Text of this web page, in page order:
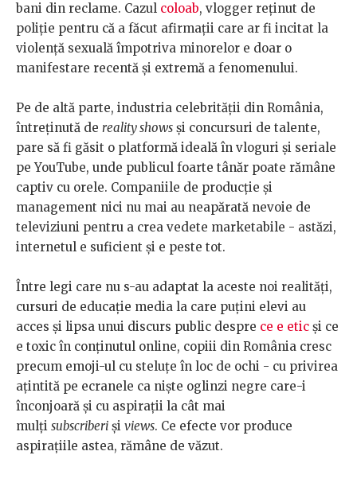
bani din reclame. Cazul coloab, vlogger reținut de
poliție pentru că a făcut afirmații care ar fi incitat la
violență sexuală împotriva minorelor e doar o
manifestare recentă și extremă a fenomenului.
Pe de altă parte, industria celebrității din România,
întreținută de reality shows și concursuri de talente,
pare să fi găsit o platformă ideală în vloguri și seriale
pe YouTube, unde publicul foarte tânăr poate rămâne
captiv cu orele. Companiile de producție și
management nici nu mai au neapărată nevoie de
televiziuni pentru a crea vedete marketabile - astăzi,
internetul e suficient și e peste tot.
Între legi care nu s-au adaptat la aceste noi realități,
cursuri de educație media la care puțini elevi au
acces și lipsa unui discurs public despre ce e etic și ce
e toxic în conținutul online, copiii din România cresc
precum emoji-ul cu steluțe în loc de ochi - cu privirea
ațintită pe ecranele ca niște oglinzi negre care-i
înconjoară și cu aspirații la cât mai
mulți subscriberi și views. Ce efecte vor produce
aspirațiile astea, rămâne de văzut.